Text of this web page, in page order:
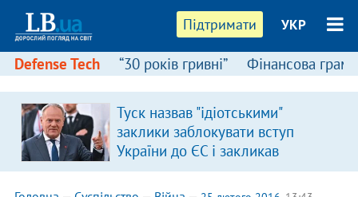
Підтримати УКР
Defense Tech “30 років гривні” Фінансова
Туск назвав "ідіотськими"
заклики заблокувати вступ
України до ЄС і закликав
припинити антиукраїнську
риторику